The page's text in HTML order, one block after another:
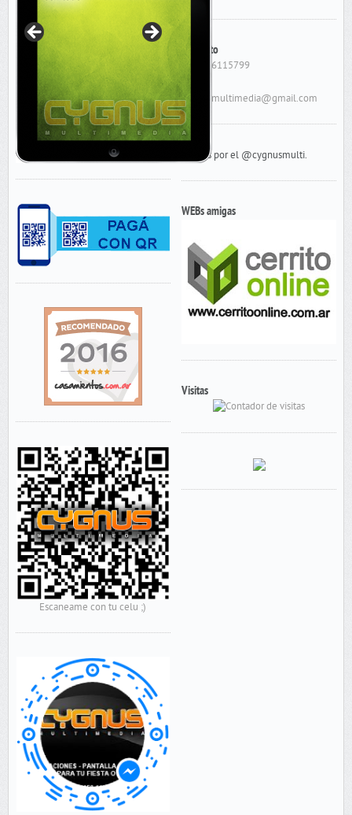
Escaneame con tu celu ;)
Contacto
Cel: 156115799
cygnusmultimedia@gmail.com
Tweets por el @cygnusmulti.
WEBs amigas
Visitas